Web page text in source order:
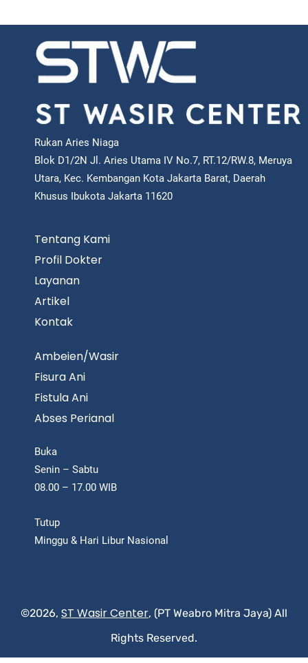
Rukan Aries Niaga
Blok D1/2N Jl. Aries Utama IV No.7, RT.12/RW.8, Meruya
Utara, Kec. Kembangan Kota Jakarta Barat, Daerah
Khusus Ibukota Jakarta 11620
Tentang Kami
Profil Dokter
Layanan
Artikel
Kontak
Ambeien/Wasir
Fisura Ani
Fistula Ani
Abses Perianal
Buka
Senin – Sabtu
08.00 – 17.00 WIB
Tutup
Minggu & Hari Libur Nasional
©2026, ST Wasir Center, (PT Weabro Mitra Jaya) All
Rights Reserved.